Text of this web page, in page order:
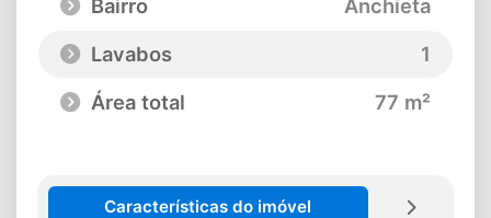
Bairro
Anchieta
Lavabos
1
Área total
77 m²
Características do imóvel